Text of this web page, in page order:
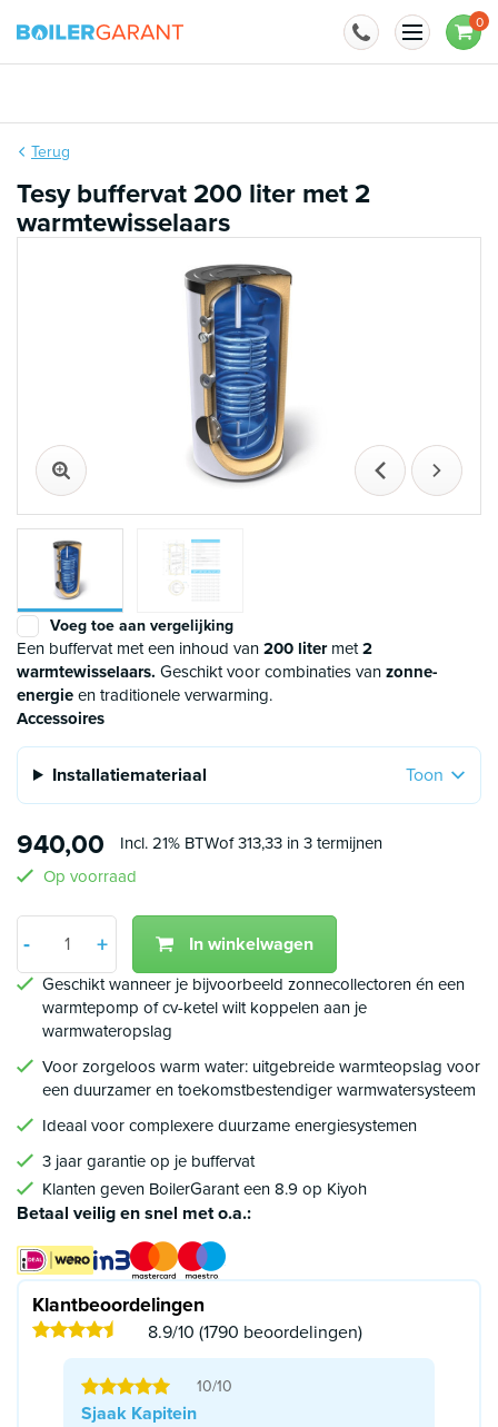
0
Terug
Tesy buffervat 200 liter met 2
warmtewisselaars
Vorige
Voeg toe aan vergelijking
Een buffervat met een inhoud van200 litermet2
warmtewisselaars. Geschikt voor combinaties vanzonne-
energieen traditionele verwarming.
Accessoires
Installatiemateriaal Toon
940,00 Incl. 21% BTWof 313,33 in 3 termijnen
Op voorraad
-
Min 1
Aantal
+
Plus 1
In winkelwagen
Geschikt wanneer je bijvoorbeeld zonnecollectoren én een
warmtepomp of cv-ketel wilt koppelen aan je
warmwateropslag
Voor zorgeloos warm water: uitgebreide warmteopslag voor
een duurzamer en toekomstbestendiger warmwatersysteem
Ideaal voor complexere duurzame energiesystemen
3 jaar garantie op je buffervat
Klanten geven BoilerGarant een 8.9 op Kiyoh
Betaal veilig en snel met o.a.:
Klantbeoordelingen
8.9/10 (1790 beoordelingen)
10/10
Sjaak Kapitein